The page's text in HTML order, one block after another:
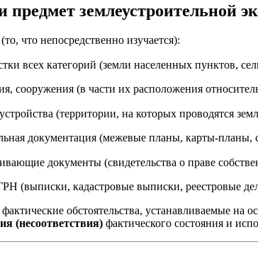
предмет землеустроительной
что непосредственно изучается):
всех категорий (земли населенных пунктов,
сооружения (в части их расположения
(территории, на которых проводятся
документация (межевые планы, карты-планы,
документы (свидетельства о праве
(выписки, кадастровые выписки, реестровые
обстоятельства, устанавливаемые на
(несоответствия) фактического состояния и